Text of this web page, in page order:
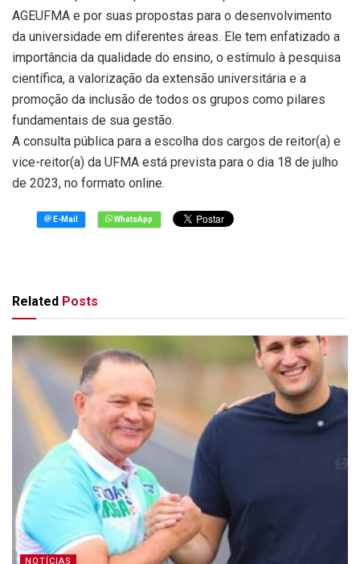
AGEUFMA e por suas propostas para o desenvolvimento
da universidade em diferentes áreas. Ele tem enfatizado a
importância da qualidade do ensino, o estímulo à pesquisa
científica, a valorização da extensão universitária e a
promoção da inclusão de todos os grupos como pilares
fundamentais de sua gestão.
A consulta pública para a escolha dos cargos de reitor(a) e
vice-reitor(a) da UFMA está prevista para o dia 18 de julho
de 2023, no formato online.
Related Posts
NOTÍCIAS